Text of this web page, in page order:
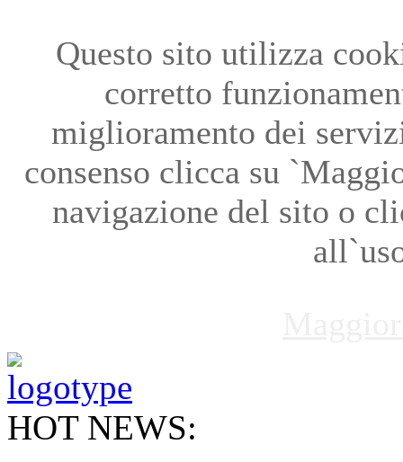
Questo sito utilizza
corretto
miglioramento dei
consenso clicca su
navigazione del sito o
HOT NEWS: